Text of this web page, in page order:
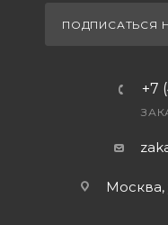
ПОДПИСАТЬСЯ
+7
Москва,